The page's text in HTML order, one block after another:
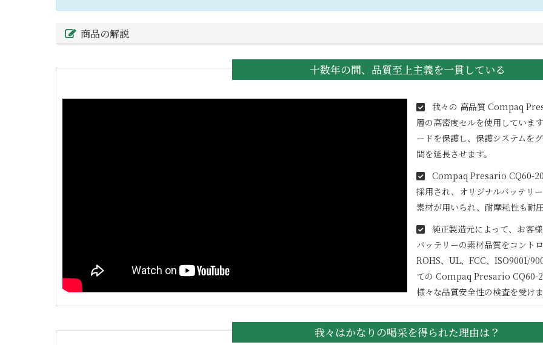
商品の解説
十数年の間、品質至上主義を一貫している
我々の 高品質 Compaq
層の高密度セルを使用していま
ードを保護し、保護システムを
間を延長させます。
Compaq Presario CQ60-
採用され、オリジナルバッテリ
素材が用いられ、耐摩耗性も耐
純正製造元によって、お客
バッテリーの素材品質をコント
ROHS、UL、FCC、ISO9001/
ての Compaq Presario CQ60-
様々な品質安全性の検査を受け
我々はかなりの喝采を得られた理由は？